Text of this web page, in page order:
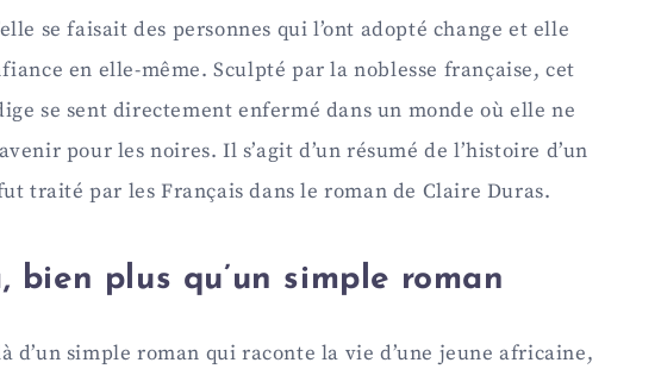
se faisait des personnes qui l’ont adopté change et elle
en elle-même. Sculpté par la noblesse française, cet
se sent directement enfermé dans un monde où elle ne
pour les noires. Il s’agit d’un résumé de l’histoire d’un
traité par les Français dans le roman de Claire Duras.
bien plus qu’un simple roman
d’un simple roman qui raconte la vie d’une jeune africaine,